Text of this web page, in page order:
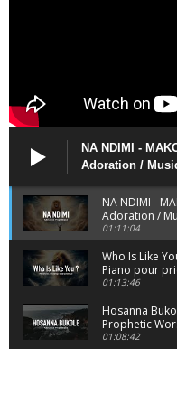
NA NDIMI -
Adoration /
NA NDIMI -
Adoration /
01:11:04
Who Is Like
Piano pour
01:13:46
Hosanna
Prophetic
01:08:42